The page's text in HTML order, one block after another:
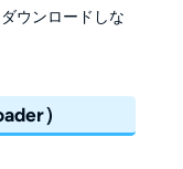
ウンロードしな
）